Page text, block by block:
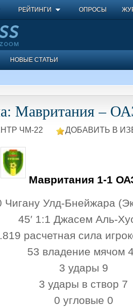
РЕЙТИНГИ ОПРОСЫ
НОВЫЕ СТАТЬИ
Мавритания –
ЧМ-22 ДОБАВИТЬ В
Мавритания 1-1
Чигану Улд-Бнейжара
45′ 1:1 Джасем Аль-
расчетная сила
53 владение мячом
3 удары 9
3 удары в створ 7
0 угловые 0